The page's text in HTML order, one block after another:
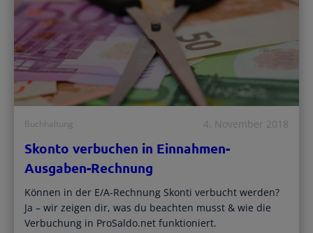
Buchhaltung 4. November 2018
Skonto verbuchen in Einnahmen-
Ausgaben-Rechnung
Können in der E/A-Rechnung Skonti verbucht werden?
Ja – wir zeigen dir, was du beachten musst & wie die
Verbuchung in ProSaldo.net funktioniert.